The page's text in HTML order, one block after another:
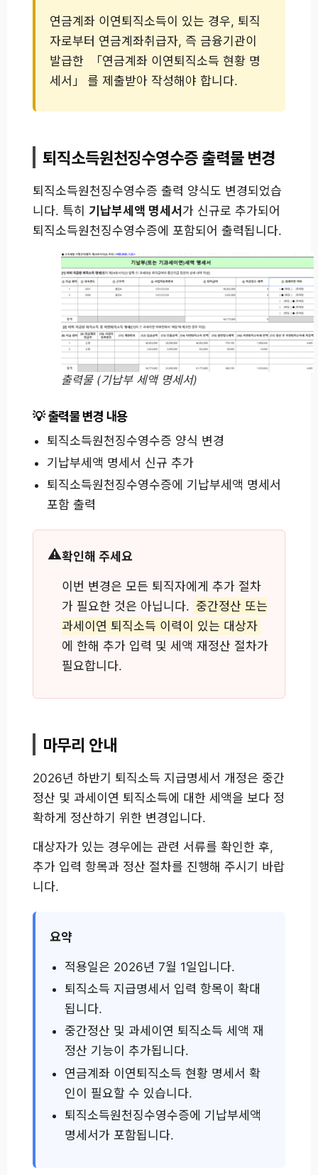
연금계좌 이연퇴직소득이 있는 경우, 퇴직
자로부터 연금계좌취급자, 즉 금융기관이
발급한
「연금계좌 이연퇴직소득 현황 명
세서」
를 제출받아 작성해야 합니다.
퇴직소득원천징수영수증 출력물 변경
퇴직소득원천징수영수증 출력 양식도 변경되었습
니다. 특히 기납부세액 명세서 가 신규로 추가되어
퇴직소득원천징수영수증에 포함되어 출력됩니다.
출력물 (기납부 세액 명세서)
출력물 변경 내용
퇴직소득원천징수영수증 양식 변경
기납부세액 명세서 신규 추가
퇴직소득원천징수영수증에 기납부세액 명세서
포함 출력
확인해 주세요
이번 변경은 모든 퇴직자에게 추가 절차
가 필요한 것은 아닙니다. 중간정산 또는
과세이연 퇴직소득 이력이 있는 대상자
에 한해 추가 입력 및 세액 재정산 절차가
필요합니다.
마무리 안내
2026년 하반기 퇴직소득 지급명세서 개정은 중간
정산 및 과세이연 퇴직소득에 대한 세액을 보다 정
확하게 정산하기 위한 변경입니다.
대상자가 있는 경우에는 관련 서류를 확인한 후,
추가 입력 항목과 정산 절차를 진행해 주시기 바랍
니다.
요약
적용일은 2026년 7월 1일입니다.
퇴직소득 지급명세서 입력 항목이 확대
됩니다.
중간정산 및 과세이연 퇴직소득 세액 재
정산 기능이 추가됩니다.
연금계좌 이연퇴직소득 현황 명세서 확
인이 필요할 수 있습니다.
퇴직소득원천징수영수증에 기납부세액
명세서가 포함됩니다.